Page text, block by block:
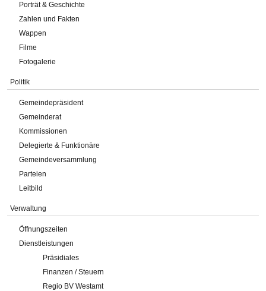
Porträt & Geschichte
Zahlen und Fakten
Wappen
Filme
Fotogalerie
Politik
Gemeindepräsident
Gemeinderat
Kommissionen
Delegierte & Funktionäre
Gemeindeversammlung
Parteien
Leitbild
Verwaltung
Öffnungszeiten
Dienstleistungen
Präsidiales
Finanzen / Steuern
Regio BV Westamt